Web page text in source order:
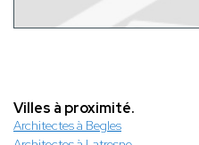
Villes à proximité.
Architectes à Begles